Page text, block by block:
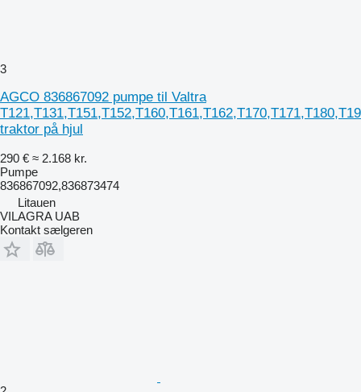
3
AGCO 836867092 pumpe til Valtra
traktor på hjul
290 € ≈ 2.168 kr.
Pumpe
836867092,836873474
Litauen
VILAGRA UAB
Kontakt sælgeren